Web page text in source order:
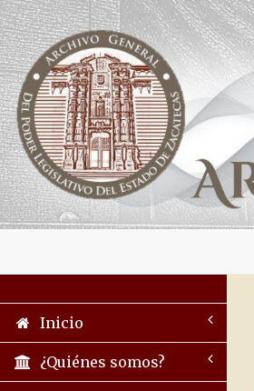
Inicio
¿Quiénes somos?